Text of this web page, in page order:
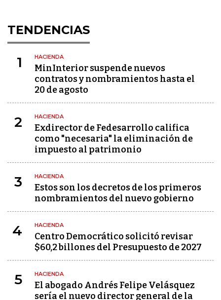
TENDENCIAS
1 HACIENDA
MinInterior suspende nuevos
contratos y nombramientos hasta el
20 de agosto
2 HACIENDA
Exdirector de Fedesarrollo califica
como "necesaria" la eliminación de
impuesto al patrimonio
3 HACIENDA
Estos son los decretos de los primeros
nombramientos del nuevo gobierno
4 HACIENDA
Centro Democrático solicitó revisar
$60,2 billones del Presupuesto de 2027
5 HACIENDA
El abogado Andrés Felipe Velásquez
sería el nuevo director general de la